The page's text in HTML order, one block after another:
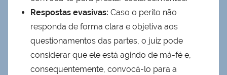
Respostas evasivas: Caso o perito não
responda de forma clara e objetiva aos
questionamentos das partes, o juiz pode
considerar que ele está agindo de má-fé e,
consequentemente, convocá-lo para a